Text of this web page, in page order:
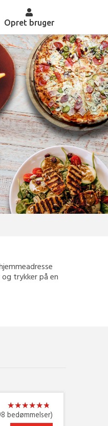
Opret bruger
trykker på en
★★★★★★
★★★★★★
bedømmelser)